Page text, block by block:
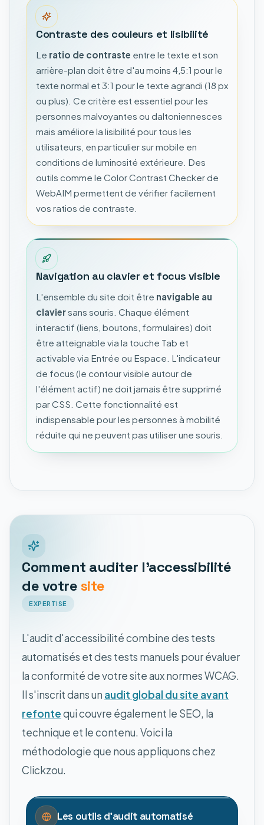
Contraste des couleurs et lisibilité
Le ratio de contraste entre le texte et son
arrière-plan doit être d'au moins 4,5:1 pour le
texte normal et 3:1 pour le texte agrandi (18 px
ou plus). Ce critère est essentiel pour les
personnes malvoyantes ou daltoniennesces
mais améliore la lisibilité pour tous les
utilisateurs, en particulier sur mobile en
conditions de luminosité extérieure. Des
outils comme le Color Contrast Checker de
WebAIM permettent de vérifier facilement
vos ratios de contraste.
Navigation au clavier et focus visible
L'ensemble du site doit être navigable au
claviersans souris. Chaque élément
interactif (liens, boutons, formulaires) doit
être atteignable via la touche Tab et
activable via Entrée ou Espace. L'indicateur
de focus (le contour visible autour de
l'élément actif) ne doit jamais être supprimé
par CSS. Cette fonctionnalité est
indispensable pour les personnes à mobilité
réduite qui ne peuvent pas utiliser une souris.
Comment auditer l'accessibilité
de votresite
EXPERTISE
L'audit d'accessibilité combine des tests
automatisés et des tests manuels pour évaluer
la conformité de votre site aux normes WCAG.
Il s'inscrit dans un audit global du site avant
refontequi couvre également le SEO, la
technique et le contenu. Voici la
méthodologie que nous appliquons chez
Clickzou.
Les outils d'audit automatisé